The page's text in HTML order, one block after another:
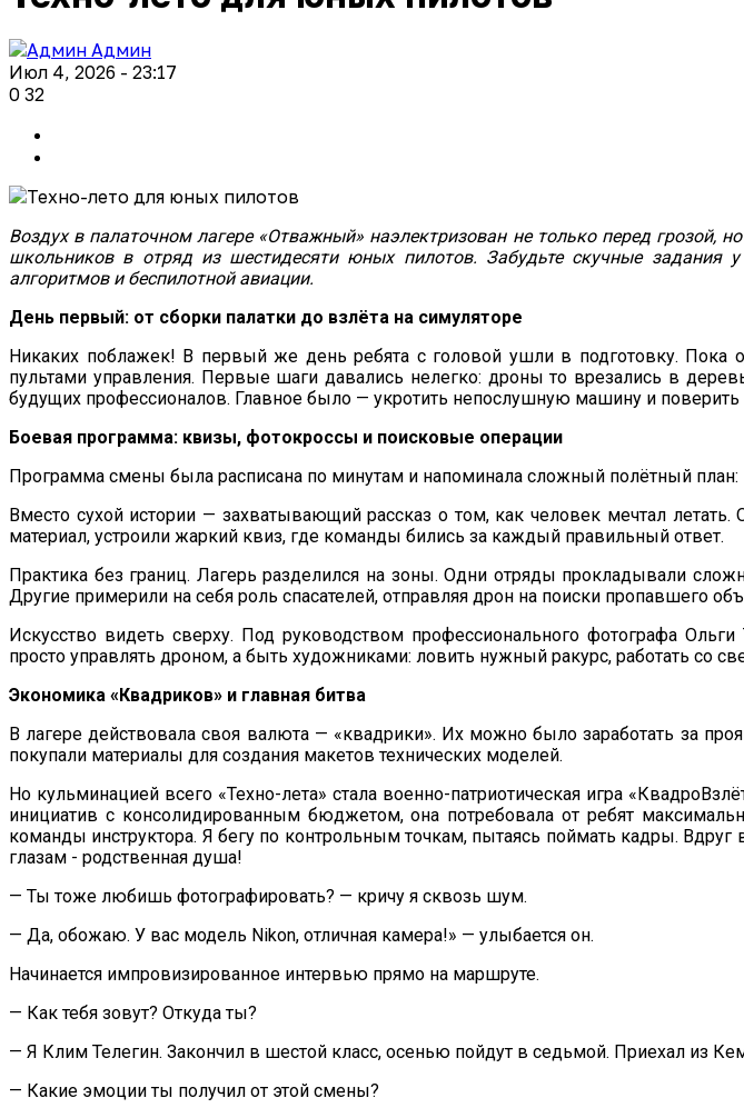
Админ
Июл 4, 2026 - 23:17
0 32
Воздух в палаточном лагере «Отважный» наэлектризован не только перед грозой,
школьников в отряд из шестидесяти юных пилотов. Забудьте скучные
алгоритмов и беспилотной авиации.
День первый: от сборки палатки до взлёта на симуляторе
Никаких поблажек! В первый же день ребята с головой ушли в подготовку. Пока
пультами управления. Первые шаги давались нелегко: дроны то врезались в
будущих профессионалов. Главное было — укротить непослушную машину и
Боевая программа: квизы, фотокроссы и поисковые операции
Программа смены была расписана по минутам и напоминала сложный полётный план:
Вместо сухой истории — захватывающий рассказ о том, как человек мечтал
материал, устроили жаркий квиз, где команды бились за каждый правильный ответ.
Практика без границ. Лагерь разделился на зоны. Одни отряды прокладывали
Другие примерили на себя роль спасателей, отправляя дрон на поиски пропавшего
Искусство видеть сверху. Под руководством профессионального фотографа
просто управлять дроном, а быть художниками: ловить нужный ракурс, работать со
Экономика «Квадриков» и главная битва
В лагере действовала своя валюта — «квадрики». Их можно было заработать за
покупали материалы для создания макетов технических моделей.
Но кульминацией всего «Техно-лета» стала военно-патриотическая игра
инициатив с консолидированным бюджетом, она потребовала от ребят
команды инструктора. Я бегу по контрольным точкам, пытаясь поймать кадры.
глазам - родственная душа!
— Ты тоже любишь фотографировать? — кричу я сквозь шум.
— Да, обожаю. У вас модель Nikon, отличная камера!» — улыбается он.
Начинается импровизированное интервью прямо на маршруте.
— Как тебя зовут? Откуда ты?
— Я Клим Телегин. Закончил в шестой класс, осенью пойдут в седьмой. Приехал из
— Какие эмоции ты получил от этой смены?